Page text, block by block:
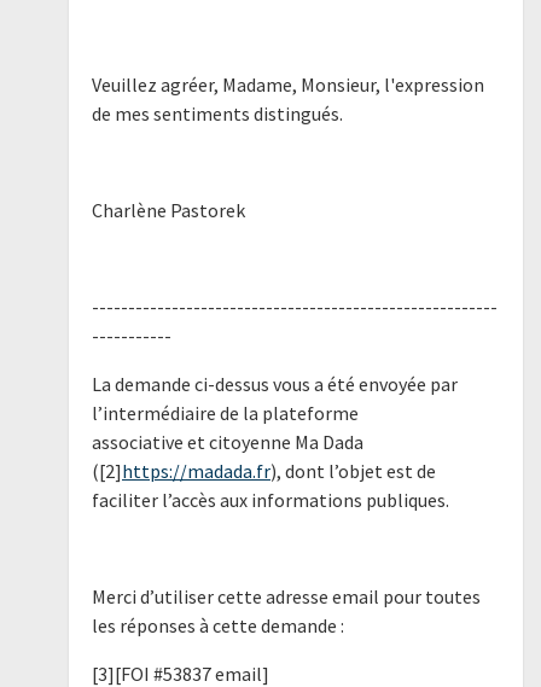
Veuillez agréer, Madame, Monsieur, l'expression
de mes sentiments distingués.
Charlène Pastorek
--------------------------------------------------------
-----------
La demande ci-dessus vous a été envoyée par
l’intermédiaire de la plateforme
associative et citoyenne Ma Dada
([2]https://madada.fr), dont l’objet est de
faciliter l’accès aux informations publiques.
Merci d’utiliser cette adresse email pour toutes
les réponses à cette demande :
[3][FOI #53837 email]